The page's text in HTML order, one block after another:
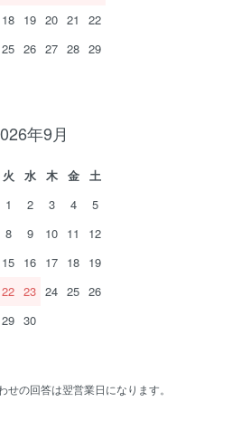
18 19 20 21
22
25 26 27 28 29
年9月
火 水 木 金
土
1
2 3 4
5
8 9 10 11
12
15 16 17 18 19
22 23 24 25 26
29 30
の回答は翌営業日になります。